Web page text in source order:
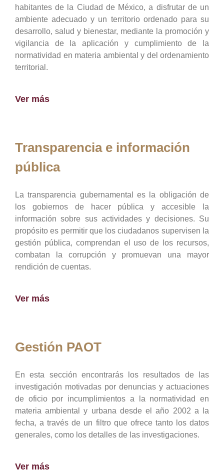
habitantes de la Ciudad de México, a disfrutar de un
ambiente adecuado y un territorio ordenado para su
desarrollo, salud y bienestar, mediante la promoción y
vigilancia de la aplicación y cumplimiento de la
normatividad en materia ambiental y del ordenamiento
territorial.
Ver más
Transparencia e información
pública
La transparencia gubernamental es la obligación de
los gobiernos de hacer pública y accesible la
información sobre sus actividades y decisiones. Su
propósito es permitir que los ciudadanos supervisen la
gestión pública, comprendan el uso de los recursos,
combatan la corrupción y promuevan una mayor
rendición de cuentas.
Ver más
Gestión PAOT
En esta sección encontrarás los resultados de las
investigación motivadas por denuncias y actuaciones
de oficio por incumplimientos a la normatividad en
materia ambiental y urbana desde el año 2002 a la
fecha, a través de un filtro que ofrece tanto los datos
generales, como los detalles de las investigaciones.
Ver más